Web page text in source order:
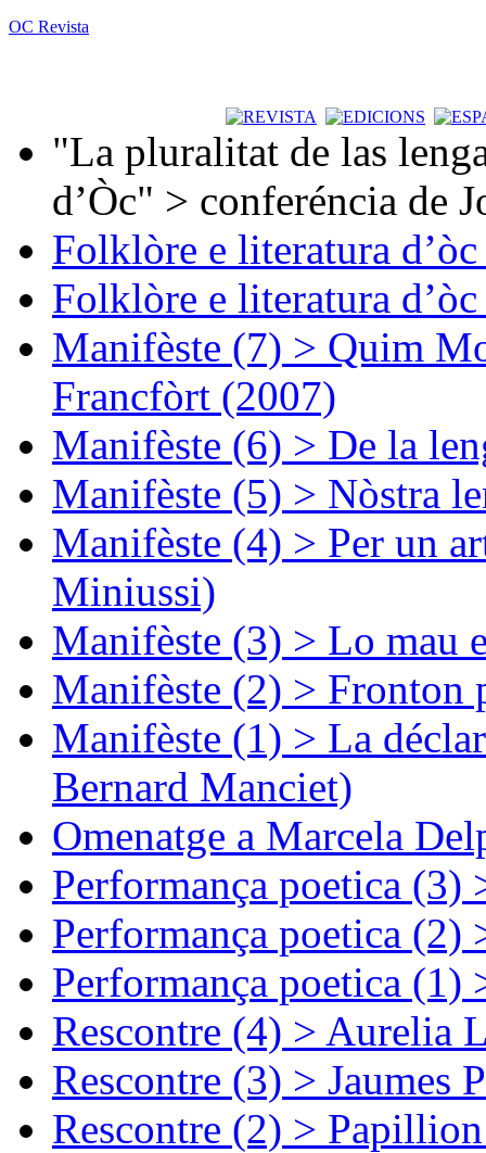
OC Revista
"La pluralitat de las
d’Òc" > conferéncia de
Folklòre e literatura
Folklòre e literatura
Manifèste (7) > Quim
Francfòrt (2007)
Manifèste (6) > De la
Manifèste (5) > Nòstra
Manifèste (4) > Per un
Miniussi)
Manifèste (3) > Lo mau
Manifèste (2) > Fronton
Manifèste (1) > La
Bernard Manciet)
Omenatge a Marcela
Performança poetica (3)
Performança poetica (2)
Performança poetica (1)
Rescontre (4) > Aurelia
Rescontre (3) > Jaumes
Rescontre (2) >